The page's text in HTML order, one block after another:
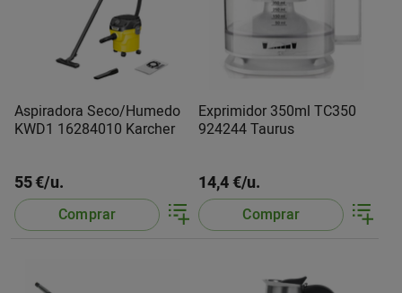
Aspiradora Seco/Humedo
KWD1 16284010 Karcher
55 €/u.
Comprar
Exprimidor 350ml TC350
924244 Taurus
14,4 €/u.
Comprar